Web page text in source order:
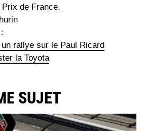
de France.
rallye sur le Paul Ricard
la Toyota
SUJET